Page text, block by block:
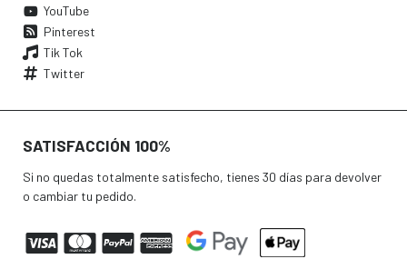
YouTube
Pinterest
Tik Tok
Twitter
SATISFACCIÓN 100%
Si no quedas totalmente satisfecho, tienes 30 días para devolver
o cambiar tu pedido.